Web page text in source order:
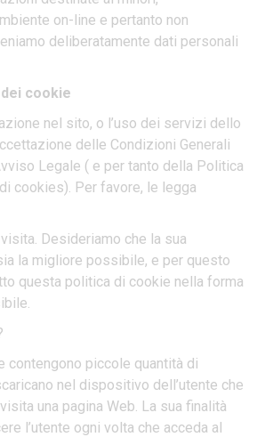
on-line e pertanto non
deliberatamente dati personali
cookie
nel sito, o l’uso dei servizi dello
delle Condizioni Generali
Legale ( e per tanto della Politica
cookies). Per favore, le legga
Desideriamo che la sua
la migliore possibile, e per questo
questa politica di cookie nella forma
contengono piccole quantità di
nel dispositivo dell’utente che
una pagina Web. La sua finalità
l’utente ogni volta che acceda al